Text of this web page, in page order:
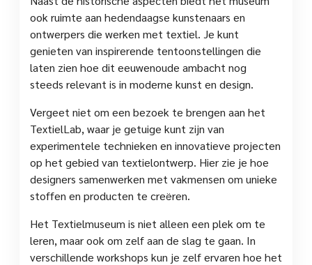
ook ruimte aan hedendaagse kunstenaars en
ontwerpers die werken met textiel. Je kunt
genieten van inspirerende tentoonstellingen die
laten zien hoe dit eeuwenoude ambacht nog
steeds relevant is in moderne kunst en design.
Vergeet niet om een bezoek te brengen aan het
TextielLab, waar je getuige kunt zijn van
experimentele technieken en innovatieve projecten
op het gebied van textielontwerp. Hier zie je hoe
designers samenwerken met vakmensen om unieke
stoffen en producten te creëren.
Het Textielmuseum is niet alleen een plek om te
leren, maar ook om zelf aan de slag te gaan. In
verschillende workshops kun je zelf ervaren hoe het